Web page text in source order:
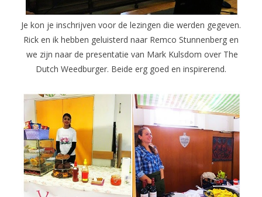
Je kon je inschrijven voor de lezingen die werden gegeven.
Rick en ik hebben geluisterd naar Remco Stunnenberg en
we zijn naar de presentatie van Mark Kulsdom over The
Dutch Weedburger. Beide erg goed en inspirerend.